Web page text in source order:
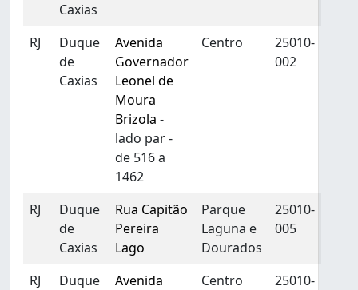
Caxias
RJ
Duque
de
Caxias
Avenida
Governador
Leonel de
Moura
Brizola -
lado par -
de 516 a
1462
Centro
25010-
002
RJ
Duque
de
Caxias
Rua Capitão
Pereira
Lago
Parque
Laguna e
Dourados
25010-
005
RJ
Duque
Avenida
Centro
25010-